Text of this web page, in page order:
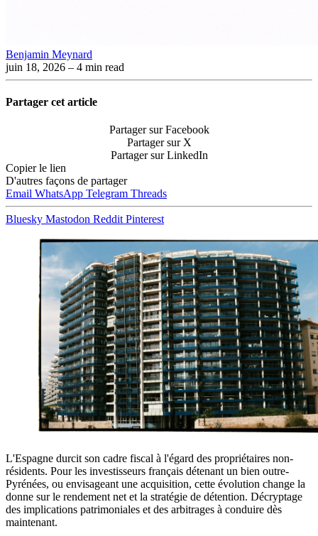
Benjamin Meynard
juin 18, 2026 – 4 min read
Partager cet article
Partager sur Facebook
Partager sur X
Partager sur LinkedIn
Copier le lien
D'autres façons de partager
Email WhatsApp Telegram Threads
Bluesky Mastodon Reddit Pinterest
L'Espagne durcit son cadre fiscal à l'égard des propriétaires non-
résidents. Pour les investisseurs français détenant un bien outre-
Pyrénées, ou envisageant une acquisition, cette évolution change la
donne sur le rendement net et la stratégie de détention. Décryptage
des implications patrimoniales et des arbitrages à conduire dès
maintenant.